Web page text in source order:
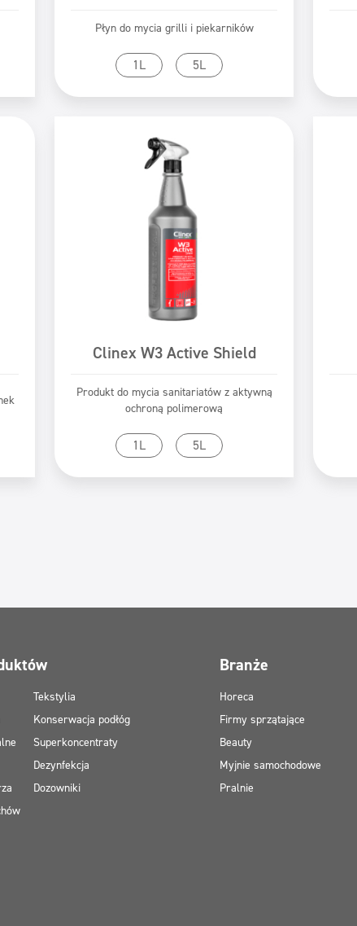
Płyn do mycia grilli i piekarników
1L 5L
Przejdź do produktu
Clinex W3 Active Shield
Produkt do mycia sanitariatów z aktywną
ochroną polimerową
1L 5L
Przejdź do produktu
Tekstylia
Konserwacja podłóg
Superkoncentraty
Dezynfekcja
Dozowniki
Branże
Horeca
Firmy sprzątające
Beauty
Myjnie samochodowe
Pralnie